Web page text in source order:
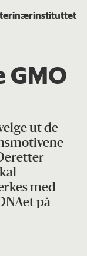
GMO
ut de
med
på